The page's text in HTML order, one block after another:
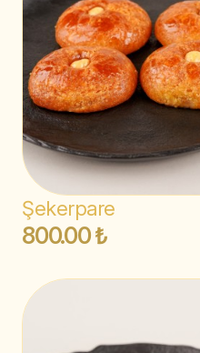
Şekerpare
800.00 ₺